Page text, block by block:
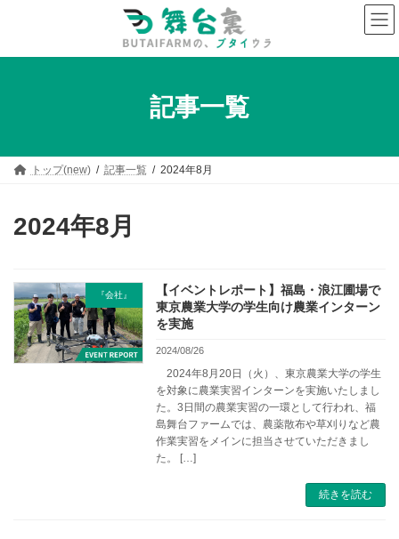
ン
ー
記事一覧
トップ(new) 記事一覧 2024年8月
2024年8月
『会社』
【イベントレポート】福島・浪江圃場で
東京農業大学の学生向け農業インターン
を実施
2024/08/26
2024年8月20日（火）、東京農業大学の学生
を対象に農業実習インターンを実施いたしまし
た。3日間の農業実習の一環として行われ、福
島舞台ファームでは、農薬散布や草刈りなど農
作業実習をメインに担当させていただきまし
た。 […]
続きを読む